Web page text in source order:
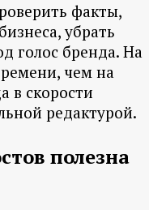
факты,
убрать
голос бренда. На
чем на
в скорости
редактурой.
полезна